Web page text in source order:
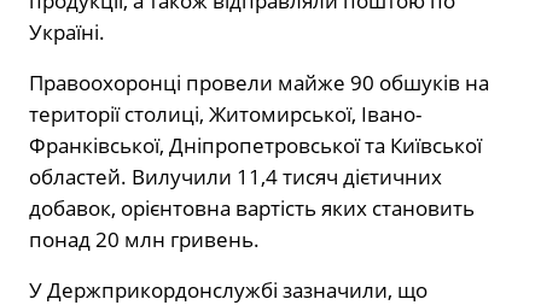
Україні.
Правоохоронці провели майже 90 обшуків на
території столиці, Житомирської, Івано-
Франківської, Дніпропетровської та Київської
областей. Вилучили 11,4 тисяч дієтичних
добавок, орієнтовна вартість яких становить
понад 20 млн гривень.
У Держприкордонслужбі зазначили, що